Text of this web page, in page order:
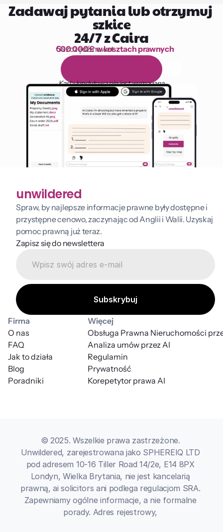
Zadawaj pytania lub otrzymuj
szkice
24/7 z Caira
1 000 godzin czytania
Oszczędź nawet
500 000 £ w kosztach prawnych
o ny
Karta kredytowa nie jest wymagana
unwildered
Spraw, by najlepsze informacje prawne były dostępne i
przystępne cenowo, zaczynając od Anglii i Walii. Uzyskaj
pomoc prawną już teraz.
Zapisz się do newslettera
Firma
O nas
FAQ
Jak to działa
Blog
Poradniki
Więcej
Regulamin
Analiza umów przez AI
Korepetytor prawa AI
Prywatność
Obsługa Prawna Nieruchomości
© 2025. Wszelkie prawa zastrzeżone.
Unwildered, zarejestrowana jako SPHEREIQ LTD
pod adresem 10-16 Tiller Road 14/2e, E14 8PX
Londyn, Wielka Brytania, nie jest kancelarią
prawną, ai solicitors ani podlega regulacjom SRA.
Zapewniamy ogólne informacje, a nie formalne
porady. Adres rejestrowy,